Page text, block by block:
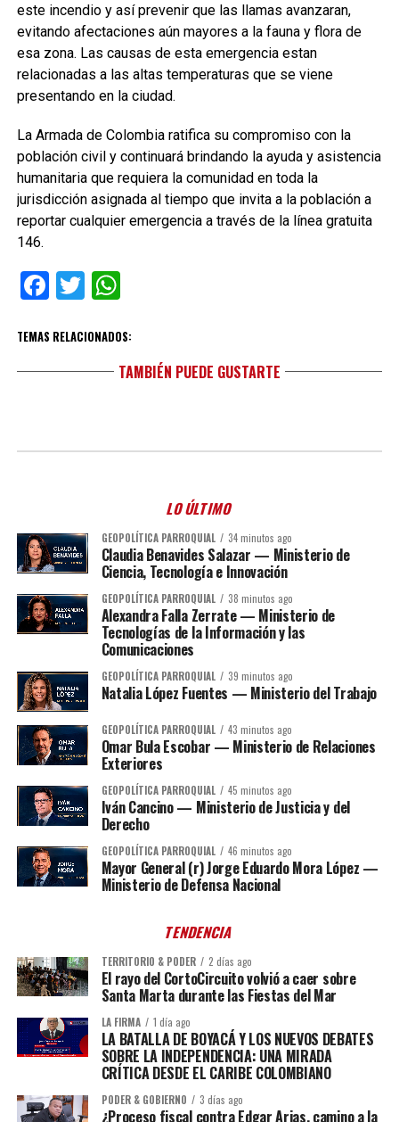
este incendio y así prevenir que las llamas avanzaran,
evitando afectaciones aún mayores a la fauna y flora de
esa zona. Las causas de esta emergencia estan
relacionadas a las altas temperaturas que se viene
presentando en la ciudad.
La Armada de Colombia ratifica su compromiso con la
población civil y continuará brindando la ayuda y asistencia
humanitaria que requiera la comunidad en toda la
jurisdicción asignada al tiempo que invita a la población a
reportar cualquier emergencia a través de la línea gratuita
146.
Facebook
TwitterWhatsApp
TEMAS RELACIONADOS:
TAMBIÉN PUEDE GUSTARTE
LO ÚLTIMO
GEOPOLÍTICA PARROQUIAL 34 minutos ago
Claudia Benavides Salazar — Ministerio de
Ciencia, Tecnología e Innovación
GEOPOLÍTICA PARROQUIAL 38 minutos ago
Alexandra Falla Zerrate — Ministerio de
Tecnologías de la Información y las
Comunicaciones
GEOPOLÍTICA PARROQUIAL 39 minutos ago
Natalia López Fuentes — Ministerio del Trabajo
GEOPOLÍTICA PARROQUIAL 43 minutos ago
Omar Bula Escobar — Ministerio de Relaciones
Exteriores
GEOPOLÍTICA PARROQUIAL 45 minutos ago
Iván Cancino — Ministerio de Justicia y del
Derecho
GEOPOLÍTICA PARROQUIAL 46 minutos ago
Mayor General (r) Jorge Eduardo Mora López —
Ministerio de Defensa Nacional
TENDENCIA
TERRITORIO & PODER 2 días ago
El rayo del CortoCircuito volvió a caer sobre
Santa Marta durante las Fiestas del Mar
LA FIRMA 1 día ago
LA BATALLA DE BOYACÁ Y LOS NUEVOS DEBATES
SOBRE LA INDEPENDENCIA: UNA MIRADA
CRÍTICA DESDE EL CARIBE COLOMBIANO
PODER & GOBIERNO 3 días ago
¿Proceso fiscal contra Edgar Arias, camino a la